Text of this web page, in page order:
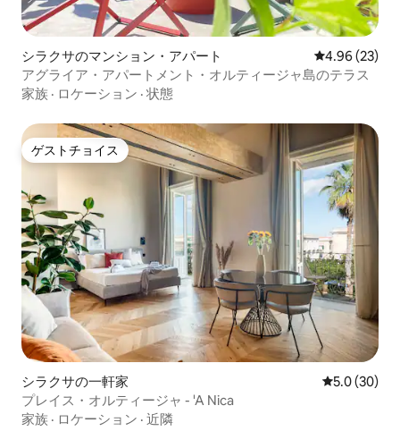
シラクサのマンション・アパート レビュー23
4.96 (23)
アグライア・アパートメント・オルティージャ島のテラス
家族 · ロケーション · 状態
ゲストチョイス
ゲストチョイス
シラクサの一軒家 レビュー30
5.0 (30)
プレイス・オルティージャ - 'A Nica
家族 · ロケーション · 近隣